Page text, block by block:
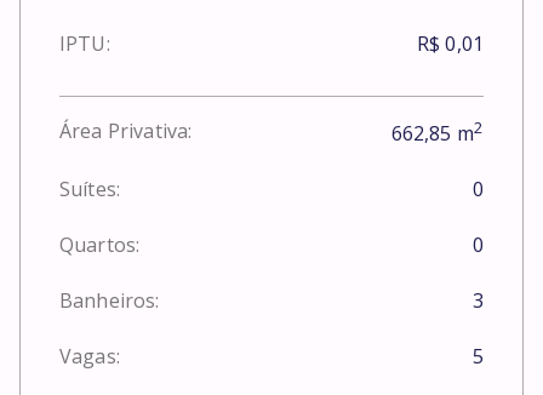
IPTU: R$ 0,01
Área Privativa: 662,85 m2
Suítes: 0
Quartos: 0
Banheiros: 3
Vagas: 5